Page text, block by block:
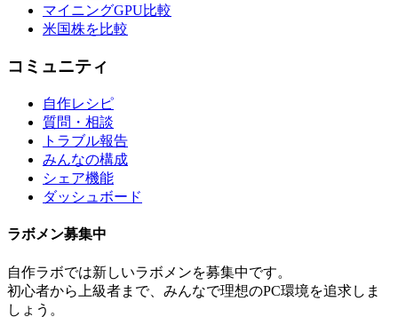
マイニングGPU比較
米国株を比較
コミュニティ
自作レシピ
質問・相談
トラブル報告
みんなの構成
シェア機能
ダッシュボード
ラボメン募集中
自作ラボでは新しいラボメンを募集中です。
初心者から上級者まで、みんなで理想のPC環境を追求しま
しょう。